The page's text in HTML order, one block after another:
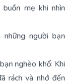
mẹ khi nhìn
người bạn
nghèo khổ: Khi
rách và nhớ đến